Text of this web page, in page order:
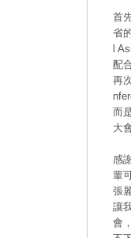
首
省
l
配
再
而
大
感
輩
張
讓
會